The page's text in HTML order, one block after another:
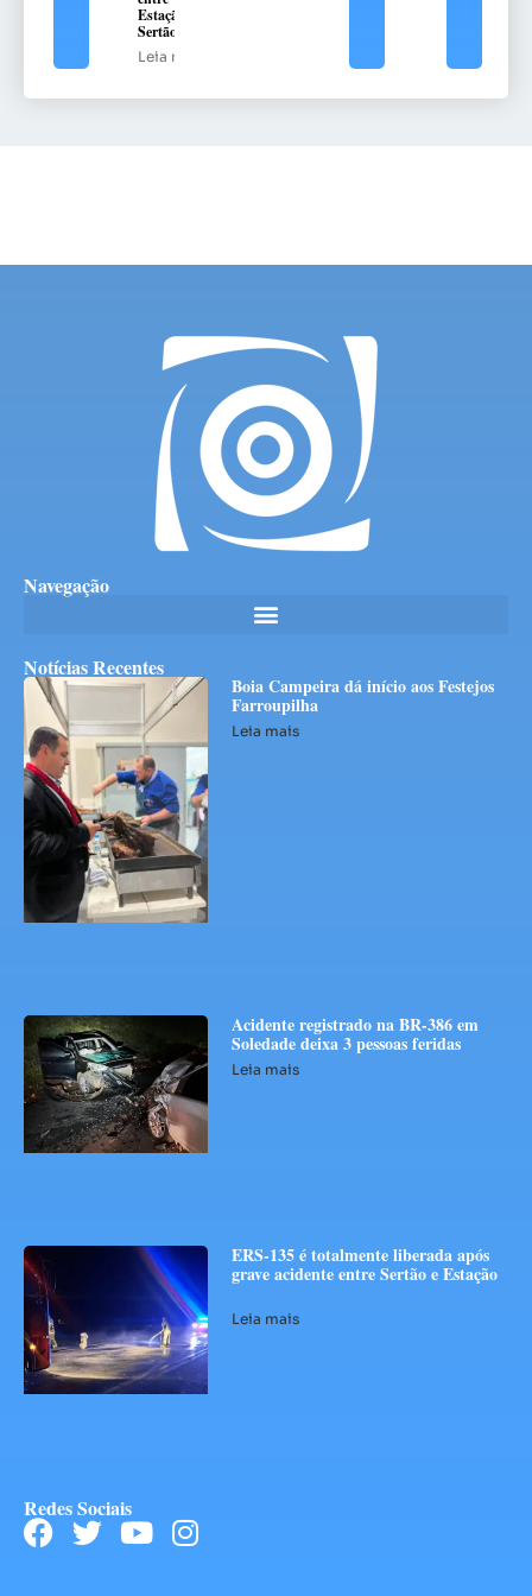
Estação e
Sertão
Leia mais
Navegação
Notícias Recentes
Boia Campeira dá início aos Festejos
Farroupilha
Leia mais
Acidente registrado na BR-386 em
Soledade deixa 3 pessoas feridas
Leia mais
ERS-135 é totalmente liberada após
grave acidente entre Sertão e Estação
Leia mais
Redes Sociais